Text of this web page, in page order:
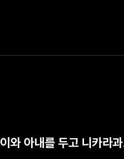
와 아내를 두고 니카라